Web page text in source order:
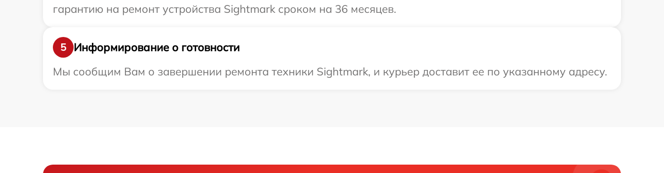
гарантию на ремонт устройства Sightmark сроком на 36 месяцев.
5
Информирование о готовности
Мы сообщим Вам о завершении ремонта техники Sightmark, и курьер доставит ее по указанному адресу.